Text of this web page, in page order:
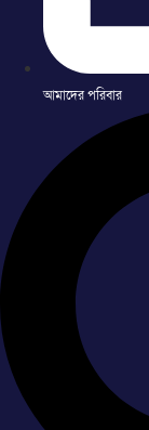
আমাদের পরিবার